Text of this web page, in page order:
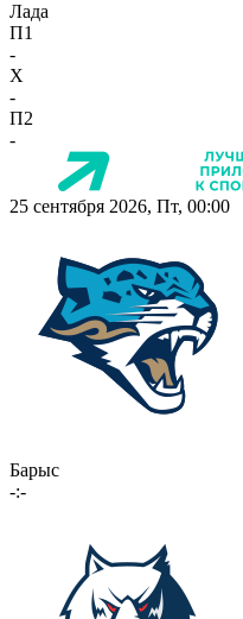
Лада
П1
-
X
-
П2
-
25 сентября 2026, Пт, 00:00
Барыс
-:-